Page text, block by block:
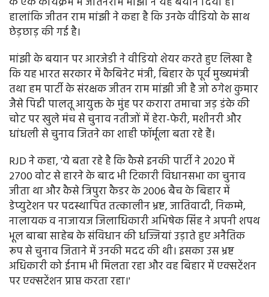
हालांकि जीतन राम मांझी ने कहा है कि उनके वीडियो के साथ
छेड़छाड़ की गई है।
मांझी के बयान पर आरजेडी ने वीडियो शेयर करते हुए लिखा है
कि यह भारत सरकार में कैबिनेट मंत्री, बिहार के पूर्व मुख्यमंत्री
तथा हम पार्टी के संरक्षक जीतन राम मांझी जी है जो ठगेश कुमार
जैसे पिद्दी पालतू आयुक्त के मुंह पर करारा तमाचा जड़ डंके की
चोट पर खुले मंच से चुनाव नतीजों में हेरा-फेरी, मशीनरी और
धांधली से चुनाव जितने का शाही फॉर्मूला बता रहे हैं।
RJD ने कहा, 'ये बता रहे है कि कैसे इनकी पार्टी ने 2020 में
2700 वोट से हारने के बाद भी टिकारी विधानसभा का चुनाव
जीता था और कैसे त्रिपुरा कैडर के 2006 बैच के बिहार में
डेप्युटेशन पर पदस्थापित तत्कालीन भ्रष्ट, जातिवादी, निकम्मे,
नालायक व नाजायज जिलाधिकारी अभिषेक सिंह ने अपनी शपथ
भूल बाबा साहेब के संविधान की धज्जियां उड़ाते हुए अनैतिक
रूप से चुनाव जिताने में उनकी मदद की थी। इसका उस भ्रष्ट
अधिकारी को ईनाम भी मिलता रहा और वह बिहार में एक्सटेंशन
पर एक्सटेंशन प्राप्त करता रहा।'